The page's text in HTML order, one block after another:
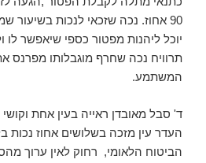
90 אחוז. נכה שזכאי לנכות
יוכל ליהנות מפטור כספי שיאפשר לו
תרוויח נכה שחרף מוגבלותו מפרנס
המשתמע.
ד' סבל מאובדן ראייה בעין אחת וקושי
העדר עין מזכה בשלושים אחוז
הביטוח הלאומי, רחוק לאין ערוך